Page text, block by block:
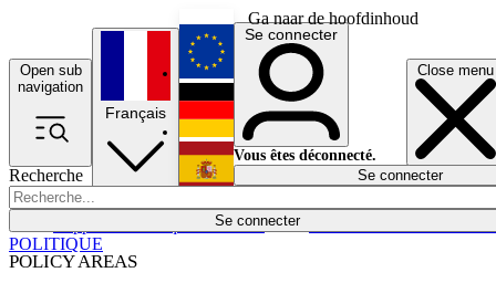
Ga naar de hoofdinhoud
Open sub
navigation
Close menu
Recherche
Se connecter
POLICY AREAS
Économie
Français
English
Deutsch
Español
Se connecter
Vous êtes déconnecté.
Se connecter
POLITIQUE